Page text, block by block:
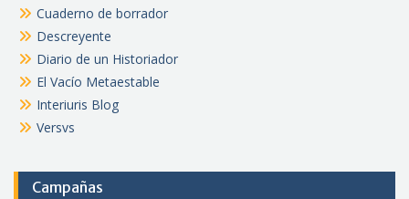
Cuaderno de borrador
Descreyente
Diario de un Historiador
El Vacío Metaestable
Interiuris Blog
Versvs
Campañas